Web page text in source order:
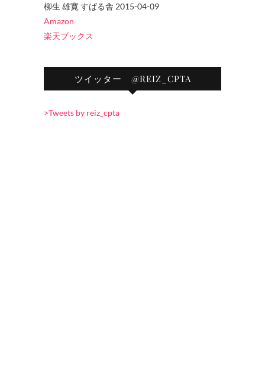
柳生 雄寛 すばる舎 2015-04-09
Amazon
楽天ブックス
ツイッター @REIZ_CPTA
>Tweets by reiz_cpta